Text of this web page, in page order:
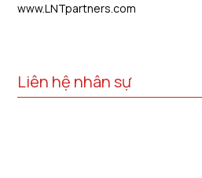
www.LNTpartners.com
Liên hệ nhân sự